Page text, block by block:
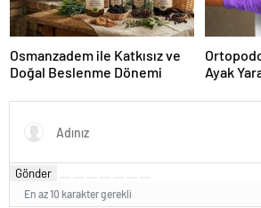
Osmanzadem ile Katkısız ve
Doğal Beslenme Dönemi
Ayak
Gönder
En az 10 karakter gerekli